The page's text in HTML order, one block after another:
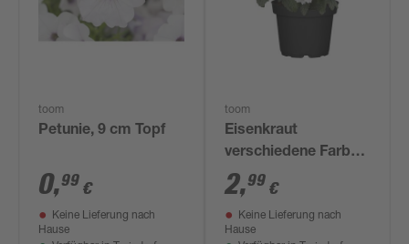
toom
Petunie, 9 cm Topf
0,99 €
Keine Lieferung nach
Hause
toom
Eisenkraut
verschiedene Farben
12 cm Topf
2,99 €
Keine Lieferung nach
Hause